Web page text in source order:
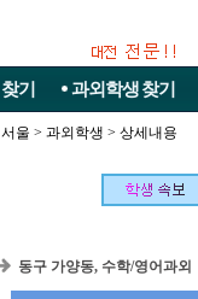
찾기 과외학생찾기
서울 > 과외학생 > 상세내용
동구 가양동, 수학/영어과외